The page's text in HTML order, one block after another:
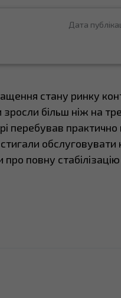
Дата
стану ринку
більш ніж на
перебував практично
обслуговувати
повну